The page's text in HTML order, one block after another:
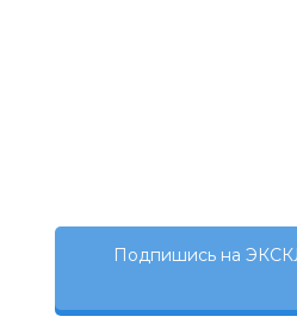
Подпишись на